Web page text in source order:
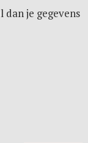
dan je gegevens